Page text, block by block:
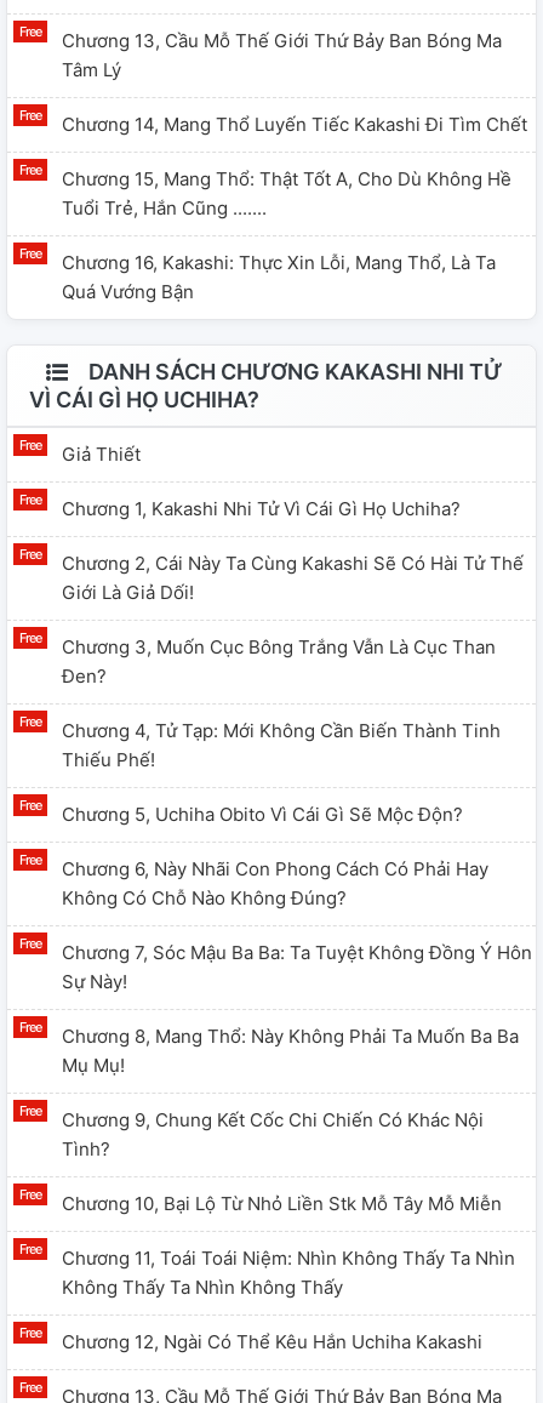
Chương 13, Cầu Mỗ Thế Giới Thứ Bảy Ban Bóng Ma
Tâm Lý
Chương 14, Mang Thổ Luyến Tiếc Kakashi Đi Tìm Chết
Chương 15, Mang Thổ: Thật Tốt A, Cho Dù Không Hề
Tuổi Trẻ, Hắn Cũng .......
Chương 16, Kakashi: Thực Xin Lỗi, Mang Thổ, Là Ta
Quá Vướng Bận
DANH SÁCH CHƯƠNG KAKASHI NHI TỬ
VÌ CÁI GÌ HỌ UCHIHA?
Giả Thiết
Chương 1, Kakashi Nhi Tử Vì Cái Gì Họ Uchiha?
Chương 2, Cái Này Ta Cùng Kakashi Sẽ Có Hài Tử Thế
Giới Là Giả Dối!
Chương 3, Muốn Cục Bông Trắng Vẫn Là Cục Than
Đen?
Chương 4, Tử Tạp: Mới Không Cần Biến Thành Tinh
Thiếu Phế!
Chương 5, Uchiha Obito Vì Cái Gì Sẽ Mộc Độn?
Chương 6, Này Nhãi Con Phong Cách Có Phải Hay
Không Có Chỗ Nào Không Đúng?
Chương 7, Sóc Mậu Ba Ba: Ta Tuyệt Không Đồng Ý Hôn
Sự Này!
Chương 8, Mang Thổ: Này Không Phải Ta Muốn Ba Ba
Mụ Mụ!
Chương 9, Chung Kết Cốc Chi Chiến Có Khác Nội
Tình?
Chương 10, Bại Lộ Từ Nhỏ Liền Stk Mỗ Tây Mỗ Miễn
Chương 11, Toái Toái Niệm: Nhìn Không Thấy Ta Nhìn
Không Thấy Ta Nhìn Không Thấy
Chương 12, Ngài Có Thể Kêu Hắn Uchiha Kakashi
Chương 13, Cầu Mỗ Thế Giới Thứ Bảy Ban Bóng Ma